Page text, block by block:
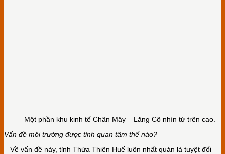
Một phần khu kinh tế Chân Mây – Lăng Cô nhìn từ trên cao.
Vấn đề môitrường được tỉnh quan tâm thế nào?
– Về vấn đề này, tỉnh Thừa Thiên Huế luôn nhất quán là tuyệt đối